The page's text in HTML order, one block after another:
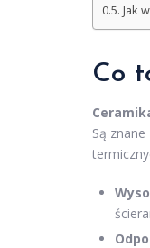
Jak
Co
Są